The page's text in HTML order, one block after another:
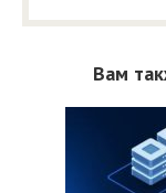
Вам